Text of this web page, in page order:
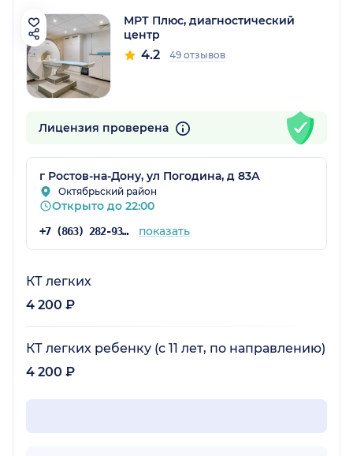
МРТ Плюс, диагностический
центр
4.2 49 отзывов
Лицензия проверена
г Ростов-на-Дону, ул Погодина, д 83А
Октябрьский район
Открыто до 22:00
+7 (863) 282-93-37 показать
КТ легких
4 200 ₽
КТ легких ребенку (с 11 лет, по направлению)
4 200 ₽